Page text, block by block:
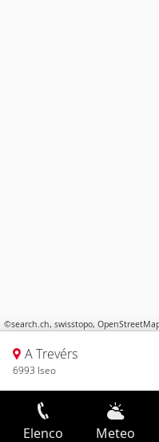
©search.ch, swisstopo,
A Trevérs
6993 Iseo
Elenco Meteo